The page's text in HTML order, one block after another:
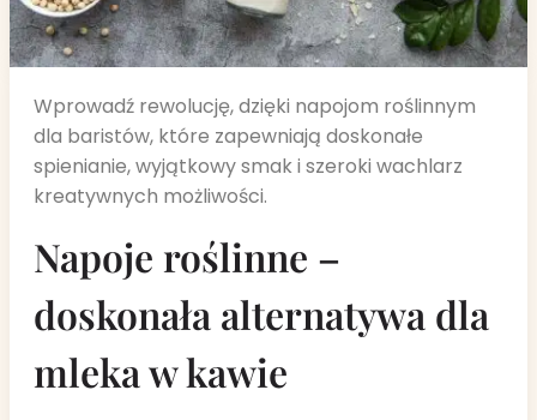
Wprowadź rewolucję, dzięki napojom roślinnym
dla baristów, które zapewniają doskonałe
spienianie, wyjątkowy smak i szeroki wachlarz
kreatywnych możliwości.
Napoje roślinne –
doskonała alternatywa dla
mleka w kawie